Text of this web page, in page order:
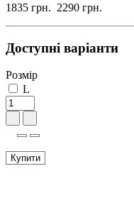
1835 грн. 2290 грн.
Доступні варіанти
Розмір
L
Купити